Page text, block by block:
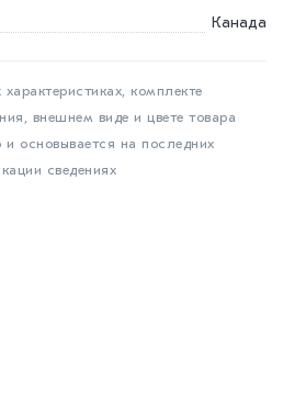
Канада
комплекте
внешнем виде и цвете товара
и основывается на последних
сведениях